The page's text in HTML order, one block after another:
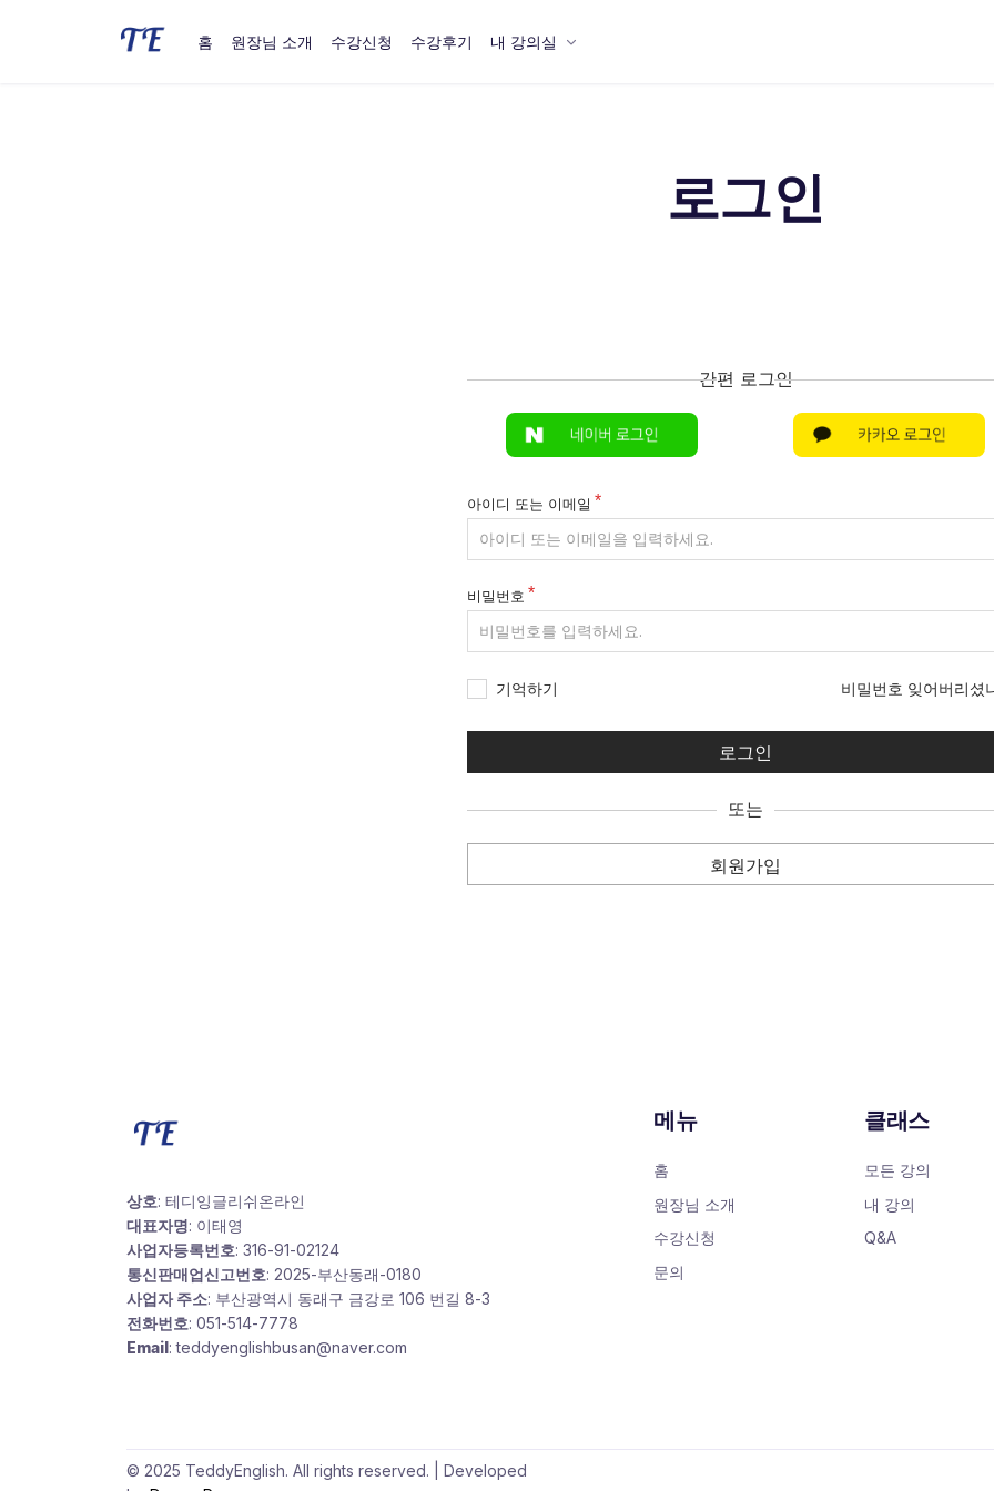
홈 원장님 소개 수강신청 수강후기 내 강의실
로그인
간편 로그인
아이디 또는 이메일
비밀번호
기억하기 비밀번호 잊어버리셨
또는
회원가입
상호: 테디잉글리쉬온라인
대표자명: 이태영
사업자등록번호: 316-91-02124
통신판매업신고번호: 2025-부산동래-0180
사업자 주소: 부산광역시 동래구 금강로 106 번길 8-3
전화번호: 051-514-7778
Email: teddyenglishbusan@naver.com
메뉴
홈
원장님 소개
수강신청
문의
클래스
모든 강의
내 강의
Q&A
© 2025 TeddyEnglish. All rights reserved. | Developed